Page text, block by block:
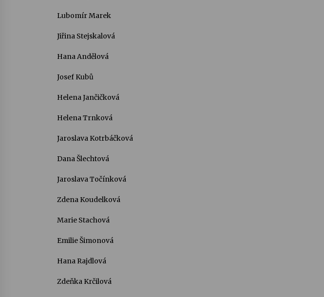
Lubomír Marek
Jiřina Stejskalová
Hana Andělová
Josef Kubů
Helena Jančičková
Helena Trnková
Jaroslava Kotrbáčková
Dana Šlechtová
Jaroslava Točínková
Zdena Koudelková
Marie Stachová
Emilie Šimonová
Hana Rajdlová
Zdeňka Krčilová